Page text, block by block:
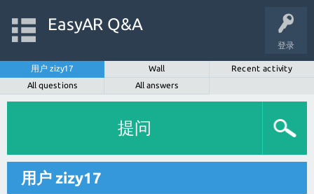
登录
EasyAR Q&A
用户 zizy17 Wall
Recent activity
All questions
All answers
提问
用户 zizy17